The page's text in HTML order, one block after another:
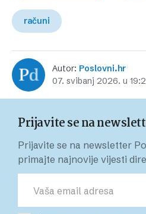
računi
Autor: Poslovni.hr
07. svibanj 2026. u
Prijavite se na
Prijavite se na newsletter
primajte najnovije vijesti